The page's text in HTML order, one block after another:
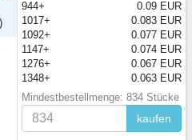
944+
0.09 EUR
1017+
0.083 EUR
1092+
0.077 EUR
1147+
0.074 EUR
1276+
0.067 EUR
1348+
0.063 EUR
Mindestbestellmenge: 834 Stücke
kaufen